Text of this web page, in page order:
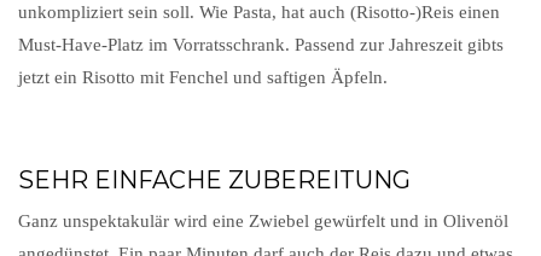
unkompliziert sein soll. Wie Pasta, hat auch (Risotto-)Reis einen
Must-Have-Platz im Vorratsschrank. Passend zur Jahreszeit gibts
jetzt ein Risotto mit Fenchel und saftigen Äpfeln.
SEHR EINFACHE ZUBEREITUNG
Ganz unspektakulär wird eine Zwiebel gewürfelt und in Olivenöl